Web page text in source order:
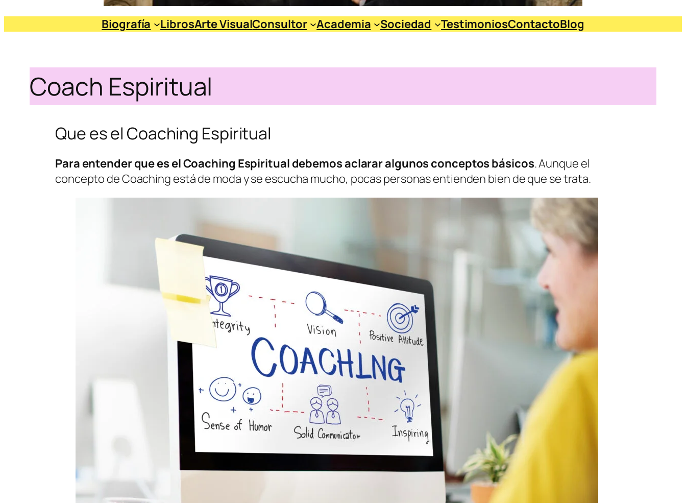
Biografía LibrosArte VisualConsultor Academia Sociedad TestimoniosContactoBlog
Coach Espiritual
Que es el Coaching Espiritual
Para entender que es el Coaching Espiritual debemos aclarar algunos conceptos básicos. Aunque el
concepto de Coaching está de moda y se escucha mucho, pocas personas entienden bien de que se trata.